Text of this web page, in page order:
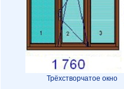
Трёхстворчатое окно